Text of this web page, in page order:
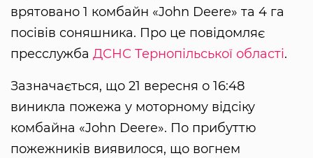
врятовано 1 комбайн «John Deere» та 4 га
посівів соняшника. Про це повідомляє
пресслужба ДСНС Тернопільської області.
Зазначається, що 21 вересня о 16:48
виникла пожежа у моторному відсіку
комбайна «John Deere». По прибуттю
пожежників виявилося, що вогнем